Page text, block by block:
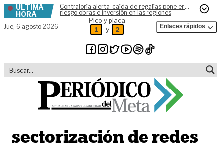
Skip to content
ÚLTIMA
HORA
Contraloría alerta: caída de regalías pone en
riesgo obras e inversión en las regiones
Jue, 6 agosto 2026
Pico y placa
1 y 2 Enlaces rápidos
sectorización de redes